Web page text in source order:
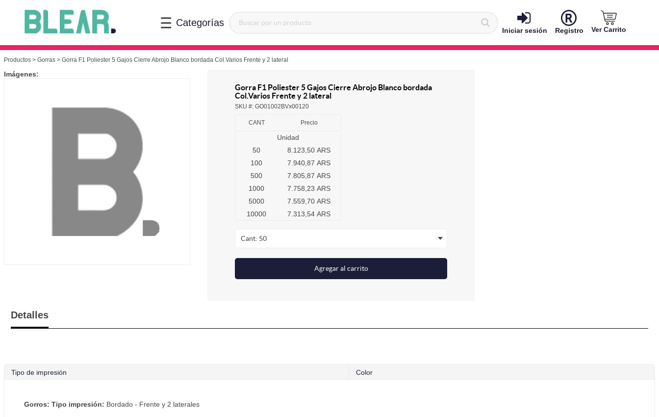
Categorías
Iniciar sesión Registro Ver Carrito
Productos > Gorras > Gorra F1 Poliester 5 Gajos Cierre Abrojo Blanco bordada Col.Varios Frente y 2 lateral
Imágenes:
Gorra F1 Poliester 5 Gajos Cierre Abrojo Blanco bordada
Col.Varios Frente y 2 lateral
SKU #: GO01002BVx00120
CANT Precio
Unidad
50
8.123,50 ARS
100
7.940,87 ARS
500
7.805,87 ARS
1000
7.758,23 ARS
5000
7.559,70 ARS
10000
7.313,54 ARS
Cant: 50
Agregar al carrito
Detalles
Tipo de impresión Color
Gorros: Tipo impresión: Bordado - Frente y 2 laterales